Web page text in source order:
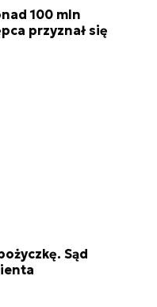
100 mln
przyznał się
Sąd